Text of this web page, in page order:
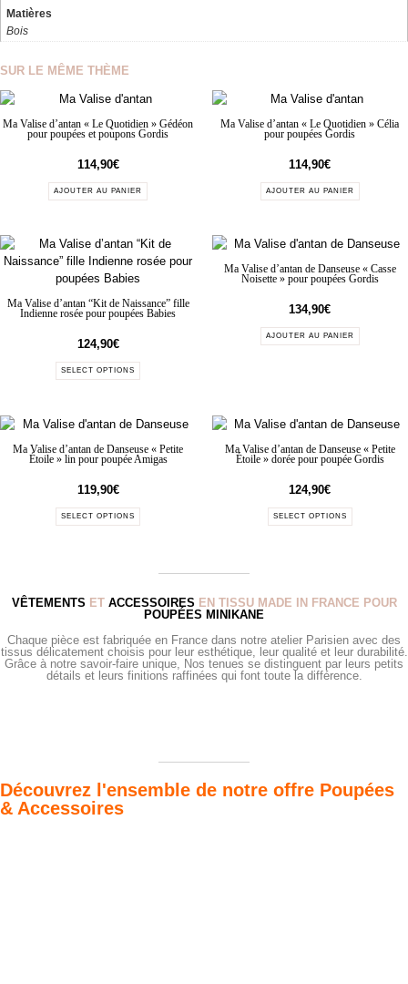
Matières
Bois
SUR LE MÊME THÈME
Ma Valise d’antan « Le Quotidien » Gédéon
pour poupées et poupons Gordis
114,90€
AJOUTER AU PANIER
Ma Valise d’antan « Le Quotidien » Célia
pour poupées Gordis
114,90€
AJOUTER AU PANIER
Ma Valise d’antan “Kit de Naissance” fille
Indienne rosée pour poupées Babies
124,90€
SELECT OPTIONS
Ma Valise d’antan de Danseuse « Casse
Noisette » pour poupées Gordis
134,90€
AJOUTER AU PANIER
Ma Valise d’antan de Danseuse « Petite
Étoile » lin pour poupée Amigas
119,90€
SELECT OPTIONS
Ma Valise d’antan de Danseuse « Petite
Étoile » dorée pour poupée Gordis
124,90€
SELECT OPTIONS
VÊTEMENTS ET ACCESSOIRES EN TISSU MADE IN FRANCE POUR
POUPÉES MINIKANE
Chaque pièce est fabriquée en France dans notre atelier Parisien avec des
tissus délicatement choisis pour leur esthétique, leur qualité et leur durabilité.
Grâce à notre savoir-faire unique, Nos tenues se distinguent par leurs petits
détails et leurs finitions raffinées qui font toute la différence.
Découvrez l'ensemble de notre offre Poupées
& Accessoires